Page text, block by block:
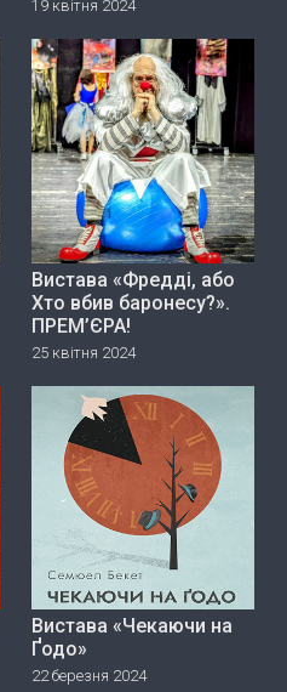
19 квітня 2024
Вистава «Фредді, або
Хто вбив баронесу?».
ПРЕМ’ЄРА!
25 квітня 2024
Вистава «Чекаючи на
Ґодо»
22 березня 2024